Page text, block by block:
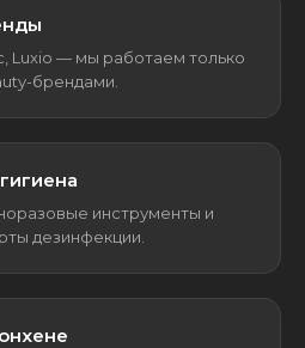
Luxio — мы работаем только
брендами.
инструменты и
дезинфекции.